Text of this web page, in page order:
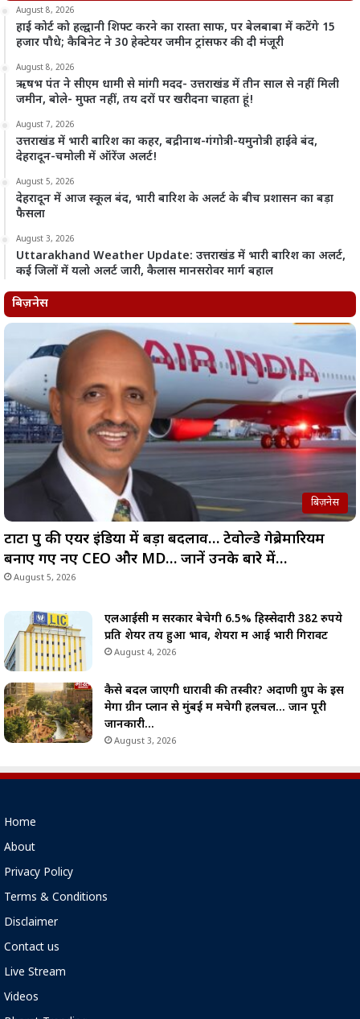
August 8, 2026
हाई कोर्ट को हल्द्वानी शिफ्ट करने का रास्ता साफ, पर बेलबाबा में कटेंगे 15
हजार पौधे; कैबिनेट ने 30 हेक्टेयर जमीन ट्रांसफर की दी मंजूरी
August 8, 2026
ऋषभ पंत ने सीएम धामी से मांगी मदद- उत्तराखंड में तीन साल से नहीं मिली
जमीन, बोले- मुफ्त नहीं, तय दरों पर खरीदना चाहता हूं!
August 7, 2026
उत्तराखंड में भारी बारिश का कहर, बद्रीनाथ-गंगोत्री-यमुनोत्री हाईवे बंद,
देहरादून-चमोली में ऑरेंज अलर्ट!
August 5, 2026
देहरादून में आज स्कूल बंद, भारी बारिश के अलर्ट के बीच प्रशासन का बड़ा
फैसला
August 3, 2026
Uttarakhand Weather Update: उत्तराखंड में भारी बारिश का अलर्ट,
कई जिलों में यलो अलर्ट जारी, कैलास मानसरोवर मार्ग बहाल
बिज़नेस
बिज़नेस
टाटा ग्रुप की एयर इंडिया में बड़ा बदलाव… टेवोल्डे गेब्रेमारियम
बनाए गए नए CEO और MD… जानें उनके बारे में…
August 5, 2026
एलआईसी में सरकार बेचेगी 6.5% हिस्सेदारी 382 रुपये
प्रति शेयर तय हुआ भाव, शेयरों में आई भारी गिरावट
August 4, 2026
कैसे बदल जाएगी धारावी की तस्वीर? अदाणी ग्रुप के इस
मेगा ग्रीन प्लान से मुंबई में मचेगी हलचल… जानें पूरी
जानकारी…
August 3, 2026
Home
About
Privacy Policy
Terms & Conditions
Disclaimer
Contact us
Live Stream
Videos